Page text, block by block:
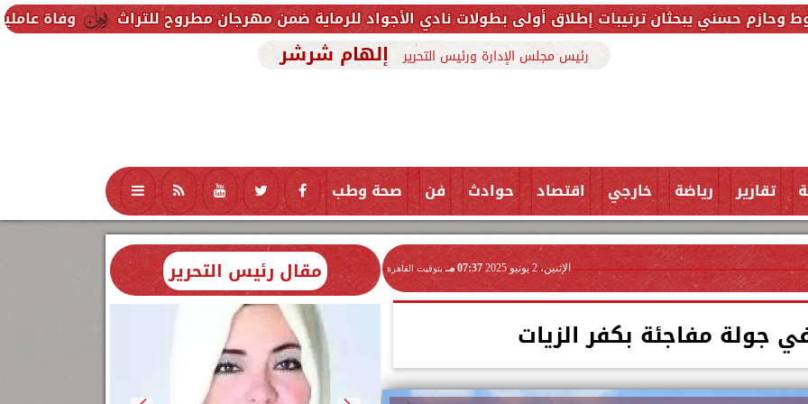
وفاة عاملين متأثرين يبحثان ترتيبات إطلاق أولى بطولات نادي الأجواد للرماية ضمن مهرجان مطروح للتراث
رئيس مجلس الإدارة ورئيس التحرير إلهام شرشر
تقارير رياضة خارجي اقتصاد حوادث فن صحة وطب تكنولوجيا منوعات محافظات
الإثنين، 2 يونيو 2025 07:37 مـ بتوقيت القاهرة
جولة مفاجئة بكفر الزيات
مقال رئيس التحرير